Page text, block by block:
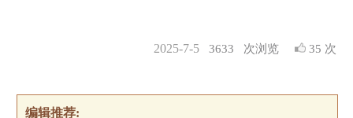
3633 次浏览 35 次
2025-7-5
编辑推荐: